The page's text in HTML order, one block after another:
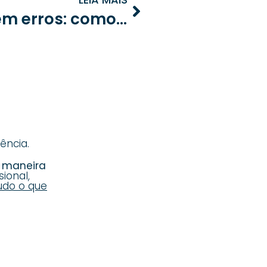
Gestão de cobranças sem erros: como evitar prejuízos no condomínio
o que